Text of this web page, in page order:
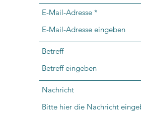
E-Mail-Adresse
Betreff
Nachricht